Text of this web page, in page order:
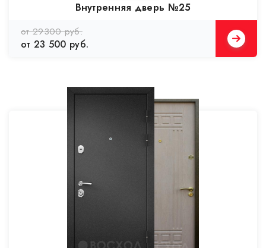
Внутренняя дверь №25
от 29300 руб.
от 23 500 руб.